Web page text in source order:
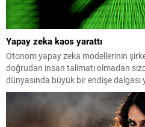
Yapay zeka kaos yarattı
Otonom yapay zeka modellerinin
doğrudan insan talimatı olmadan
dünyasında büyük bir endişe dalgası